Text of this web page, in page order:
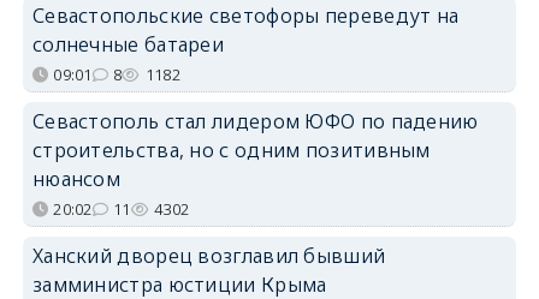
Севастопольские светофоры переведут на
солнечные батареи
09:01 8 1182
Севастополь стал лидером ЮФО по падению
строительства, но с одним позитивным
нюансом
20:02 11 4302
Ханский дворец возглавил бывший
замминистра юстиции Крыма